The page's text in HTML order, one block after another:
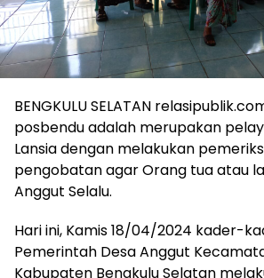
BENGKULU SELATAN
posbendu adalah merupakan
Lansia dengan melakukan
pengobatan agar Orang tua atau
Anggut Selalu.
Hari ini, Kamis 18/04/2024 kader-
Pemerintah Desa Anggut
Kabupaten Bengkulu Selatan